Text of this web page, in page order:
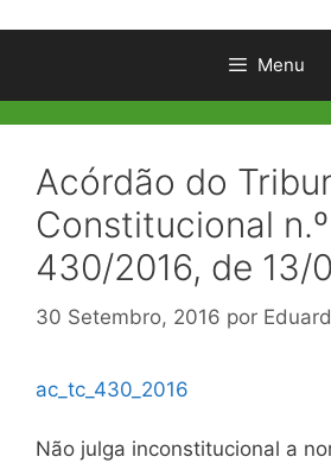
Menu
Acórdão do
Constitucional n.º
430/2016, de 13/
30 Setembro, 2016 por
ac_tc_430_2016
Não julga inconstitucional a